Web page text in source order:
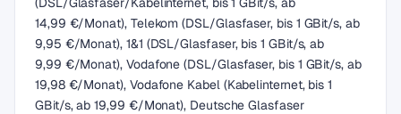
14,99 €/Monat), Telekom (DSL/Glasfaser, bis 1 GBit/s, ab
9,95 €/Monat), 1&1 (DSL/Glasfaser, bis 1 GBit/s, ab
9,99 €/Monat), Vodafone (DSL/Glasfaser, bis 1 GBit/s, ab
19,98 €/Monat), Vodafone Kabel (Kabelinternet, bis 1
GBit/s, ab 19,99 €/Monat), Deutsche Glasfaser